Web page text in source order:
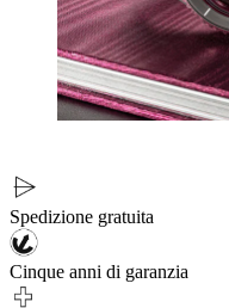
Spedizione gratuita
Cinque anni di garanzia